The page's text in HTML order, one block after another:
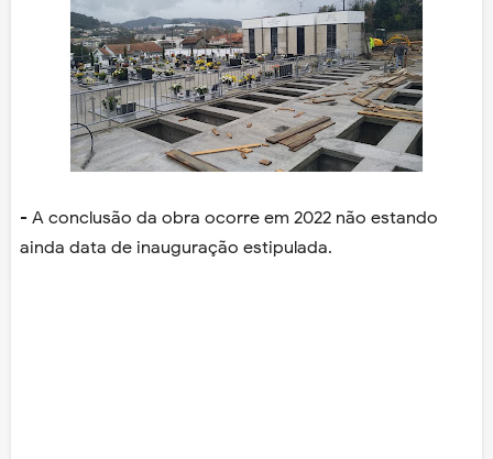
- A conclusão da obra ocorre em 2022 não estando
ainda data de inauguração estipulada.